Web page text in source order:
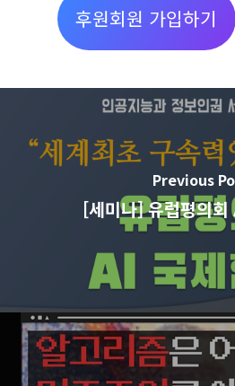
보
기
후원회원 가입하기
Previous
[세미나] 유럽평의